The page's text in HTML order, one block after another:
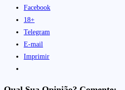
Facebook
18+
Telegram
E-mail
Imprimir